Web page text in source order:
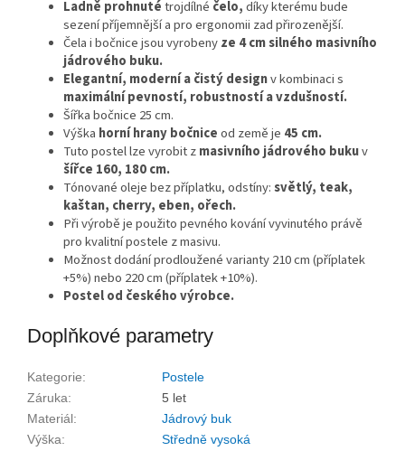
Ladně prohnutétrojdílné čelo,díky kterému bude
sezení příjemnější a pro ergonomii zad přirozenější.
Čela i bočnice jsou vyrobenyze 4 cm silného masivního
jádrového buku.
Elegantní, moderní a čistý designv kombinaci s
maximální pevností, robustností a vzdušností.
Šířka bočnice 25 cm.
Výška horní hrany bočniceod země je 45 cm.
Tuto postel lze vyrobit zmasivního jádrového bukuv
šířce 160, 180 cm.
Tónované oleje bez příplatku, odstíny:světlý, teak,
kaštan, cherry, eben, ořech.
Při výrobě je použito pevného kování vyvinutého právě
pro kvalitní postele z masivu.
Možnost dodání prodloužené varianty 210 cm (příplatek
+5%) nebo 220 cm (příplatek +10%).
Postel od českého výrobce.
Doplňkové parametry
Kategorie:
Postele
Záruka:
5 let
Materiál:
Jádrový buk
Výška:
Středně vysoká